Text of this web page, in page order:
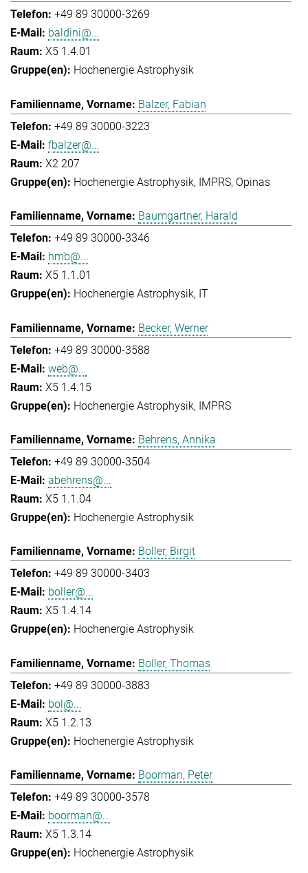
+49 89 30000-3269
baldini@...
X5 1.4.01
Hochenergie Astrophysik
Balzer, Fabian
+49 89 30000-3223
fbalzer@...
X2 207
Hochenergie Astrophysik IMPRS Opinas
Baumgartner, Harald
+49 89 30000-3346
hmb@...
X5 1.1.01
Hochenergie Astrophysik IT
Becker, Werner
+49 89 30000-3588
web@...
X5 1.4.15
Hochenergie Astrophysik IMPRS
Behrens, Annika
+49 89 30000-3504
abehrens@...
X5 1.1.04
Hochenergie Astrophysik
Boller, Birgit
+49 89 30000-3403
boller@...
X5 1.4.14
Hochenergie Astrophysik
Boller, Thomas
+49 89 30000-3883
bol@...
X5 1.2.13
Hochenergie Astrophysik
Boorman, Peter
+49 89 30000-3578
boorman@...
X5 1.3.14
Hochenergie Astrophysik